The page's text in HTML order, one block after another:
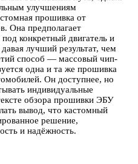
улучшениям
прошивка от
Она предполагает
конкретный двигатель и
лучший результат, чем
способ — массовый чип-
одна и та же прошивка
Он доступнее, но
индивидуальные
обзора прошивки ЭБУ
вывод, что кастомный
решение,
и надёжность.